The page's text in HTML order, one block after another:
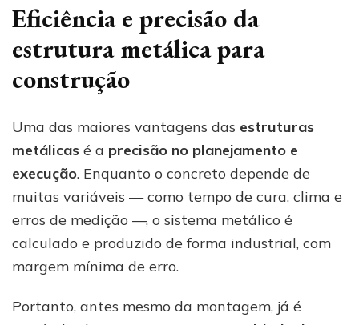
Eficiência e precisão da
estrutura metálica para
construção
Uma das maiores vantagens das estruturas
metálicas é a precisão no planejamento e
execução. Enquanto o concreto depende de
muitas variáveis — como tempo de cura, clima e
erros de medição —, o sistema metálico é
calculado e produzido de forma industrial, com
margem mínima de erro.
Portanto, antes mesmo da montagem, já é